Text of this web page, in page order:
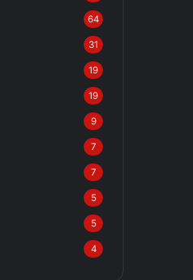
64
31
19
19
9
7
7
5
5
4